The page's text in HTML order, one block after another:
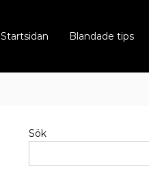
Startsidan Blandade tips
Sök